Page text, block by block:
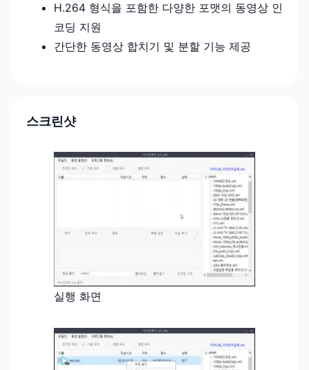
H.264 형식을 포함한 다양한 포맷의 동영상 인
코딩 지원
간단한 동영상 합치기 및 분할 기능 제공
스크린샷
실행 화면